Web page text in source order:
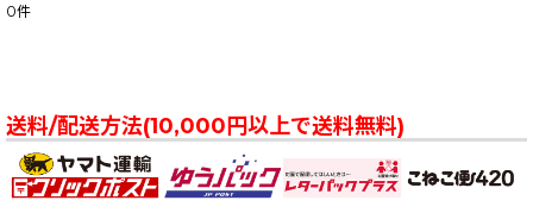
並び順:
絞り込む
0件
送料/配送方法(10,000円以上で送料無料)